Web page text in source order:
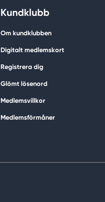
Kundklubb
Om kundklubben
Digitalt medlemskort
Registrera dig
Glömt lösenord
Medlemsvillkor
Medlemsförmåner